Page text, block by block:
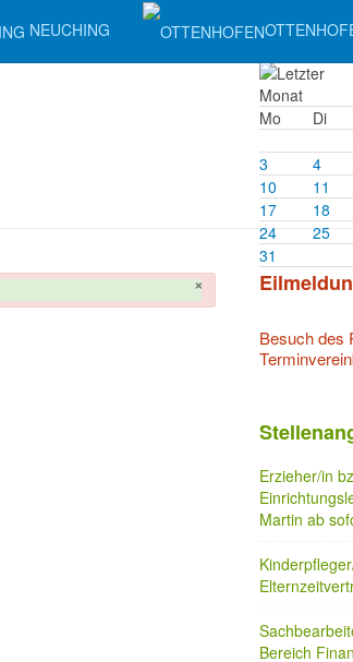
NEUCHING
Mo
Di
3
4
10
11
17
18
24
25
31
×
Besuch des
Erzieher/in
Martin ab
Bereich